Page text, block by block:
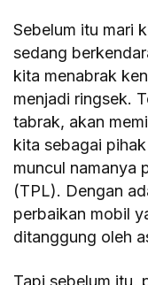
Sebelum itu mari
sedang
kita menabrak
menjadi ringsek.
tabrak, akan
kita sebagai
muncul namanya
(TPL). Dengan
perbaikan mobil
ditanggung oleh
Tapi sebelum itu,